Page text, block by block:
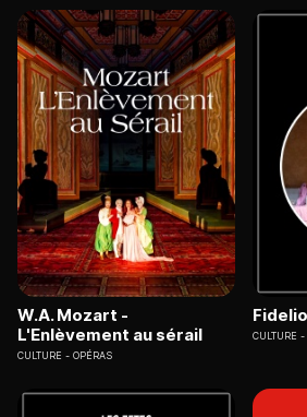
W.A. Mozart -
L'Enlèvement au sérail
CULTURE OPÉRAS
Fidelio
CULTURE